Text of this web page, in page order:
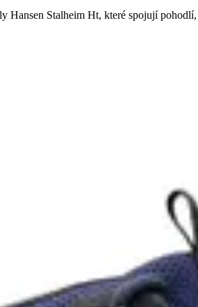
Hansen Stalheim Ht, které spojují